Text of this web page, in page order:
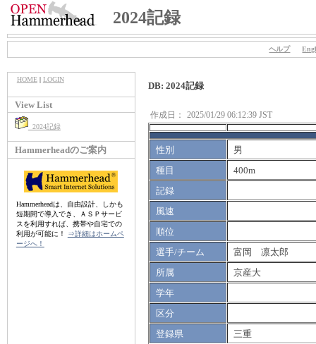
2024記録
ヘルプ
HOME| LOGIN
View List
2024記録
Hammerheadのご案内
Hammerheadは、自由設計、しかも
短期間で導入でき、ＡＳＰサービ
スを利用すれば、携帯や自宅での
利用が可能に！
⇒詳細はホームペ
ージへ！
DB: 2024記録
作成日： 2025/01/29 06:12:39 JST
性別
男
種目
400m
記録
風速
順位
選手/チーム
富岡 凛太郎
所属
京産大
学年
区分
登録県
三重